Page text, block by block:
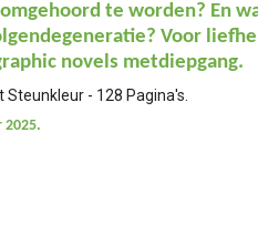
te worden? En
Voor
novels metdiepgang.
- 128 Pagina's.
2025.